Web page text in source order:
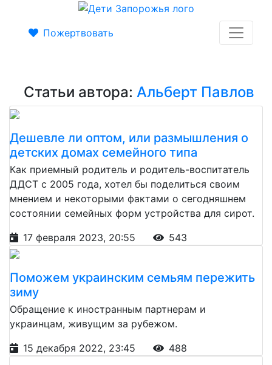
Пожертвовать
Статьи автора: Альберт Павлов
Дешевле ли оптом, или размышления о
детских домах семейного типа
Как приемный родитель и родитель-воспитатель
ДДСТ с 2005 года, хотел бы поделиться своим
мнением и некоторыми фактами о сегодняшнем
состоянии семейных форм устройства для сирот.
17 февраля 2023, 20:55
543
Поможем украинским семьям пережить
зиму
Обращение к иностранным партнерам и
украинцам, живущим за рубежом.
15 декабря 2022, 23:45
488